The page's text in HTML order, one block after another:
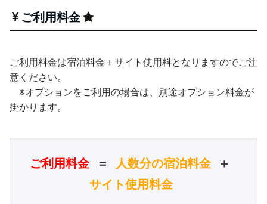
ご利用料金
ご利用料金は宿泊料金＋サイト使用料となりますのでご注
意ください。
※オプションをご利用の場合は、別途オプション料金が
掛かります。
ご利用料金 ＝ 人数分の宿泊料金
サイト使用料金